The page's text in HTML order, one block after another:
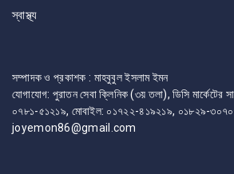
স্বাস্থ্য
সম্পাদক ও প্রকাশক : মাহবুবুল ইসলাম ইমন
যোগাযোগ: পুরাতন সেবা ক্লিনিক (৩য় তলা), ডিসি মার্কেটের
০৭৮১-৫১২১৯, মোবাইল: ০১৭২২-৪১৯২১৯, ০১৮২৯-
joyemon86@gmail.com